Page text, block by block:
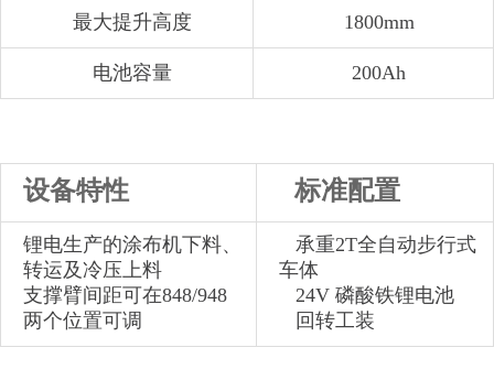
最大提升高度 1800mm
电池容量 200Ah
设备特性 标准配置
锂电生产的涂布机下料、
转运及冷压上料
支撑臂间距可在848/948
两个位置可调
承重2T全自动步行式
车体
24V 磷酸铁锂电池
回转工装